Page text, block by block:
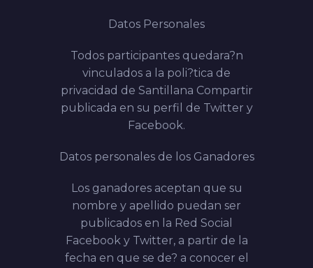
Datos Personales
Todos participantes quedara?n
vinculados a la poli?tica de
privacidad de Santillana Compartir
publicada en su perfil de Twitter y
Facebook.
Datos personales de los Ganadores
Los ganadores aceptan que su
nombre y apellido puedan ser
publicados en la Red Social
Facebook y Twitter, a partir de la
fecha en que se de? a conocer el